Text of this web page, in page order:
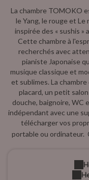
La chambre TOMOKO
le Yang, le rouge et Le
inspirée des « sushis
Cette chambre à
recherchés avec
pianiste Japonaise
musique classique et
et sublimes. La
placard, un petit
douche, baignoire, WC
indépendant avec une
télécharger vos
portable ou ordinateur.